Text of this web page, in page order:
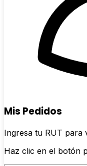
Mis Pedidos
Ingresa tu RUT para
Haz clic en el botón